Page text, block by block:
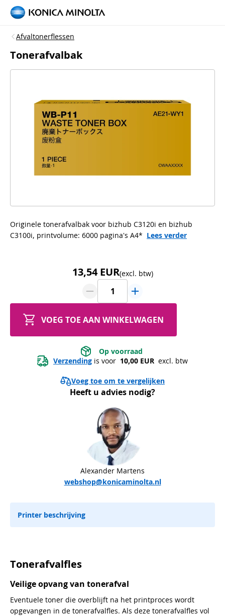
Afvaltonerflessen
Tonerafvalbak
Originele tonerafvalbak voor bizhub C3120i en bizhub
C3100i, printvolume: 6000 pagina's A4* Lees verder
13,54 EUR(excl. btw)
VOEG TOE AAN WINKELWAGEN
Op voorraad
Verzending is voor 10,00 EUR excl. btw
Voeg toe om te vergelijken
Heeft u advies nodig?
Alexander Martens
webshop@konicaminolta.nl
Printer beschrijving
Tonerafvalfles
Veilige opvang van tonerafval
Eventuele toner die overblijft na het printproces wordt
opgevangen in de tonerafvalfles. Als deze tonerafvalfles vol